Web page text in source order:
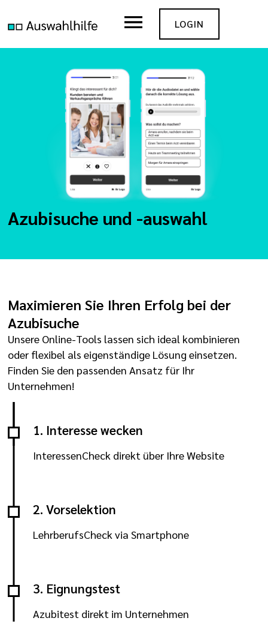
LOGIN
Azubisuche und -auswahl
Maximieren Sie Ihren Erfolg bei der
Azubisuche
Unsere Online-Tools lassen sich ideal kombinieren
oder flexibel als eigenständige Lösung einsetzen.
Finden Sie den passenden Ansatz für Ihr
Unternehmen!
1. Interesse wecken
InteressenCheck direkt über Ihre Website
2. Vorselektion
LehrberufsCheck via Smartphone
3. Eignungstest
Azubitest direkt im Unternehmen